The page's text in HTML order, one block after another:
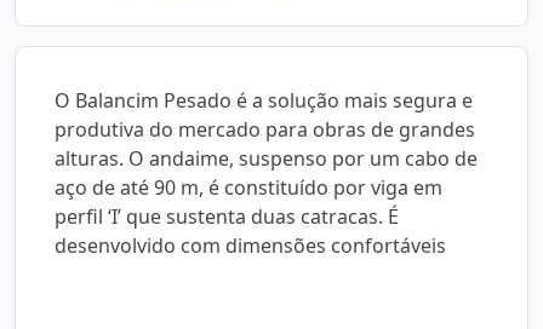
O Balancim Pesado é a solução mais segura e
produtiva do mercado para obras de grandes
alturas. O andaime, suspenso por um cabo de
aço de até 90 m, é constituído por viga em
perfil ‘I’ que sustenta duas catracas. É
desenvolvido com dimensões confortáveis